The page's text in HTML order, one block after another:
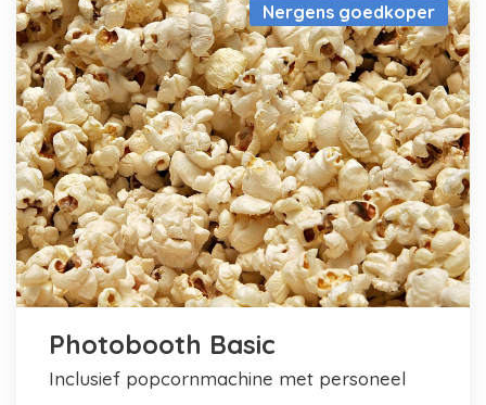
Nergens goedkoper
Photobooth Basic
inclusief popcornmachine met personeel